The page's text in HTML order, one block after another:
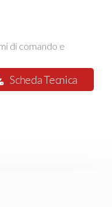
di comando e
Scheda Tecnica